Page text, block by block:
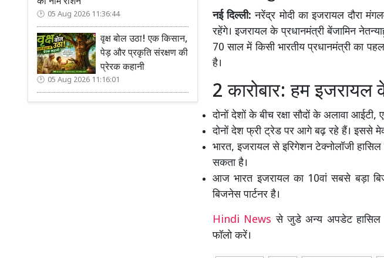
05 Aug 2026 11:36:44
वृक्ष बोल उठा! एक किसान,
पेड़ और प्रकृति संरक्षण की
प्रेरक कहानी
05 Aug 2026 11:16:01
नई दिल्ली: नरेंद्र मोदी का इजरायल दौरा
रहेंगे। इजरायल के प्रधानमंत्री बेंजामिन
70 साल में किसी भारतीय प्रधानमंत्री का
है।
2 कारोबार: हम
दोनों देशों के बीच रक्षा सौदों के अलावा
दोनों देश फ्री ट्रेड पर आगे बढ़ रहे हैं। इससे मेक
भारत, इजरायल से इरिगेशन टेक्नोलॉजी
सकता है।
आज भारत इजरायल का 10वां सबसे बड़ा
बिजनेस पार्टनर है।
Hindi Newsसे जुडे अन्य अपडेट
फॉलो करें।